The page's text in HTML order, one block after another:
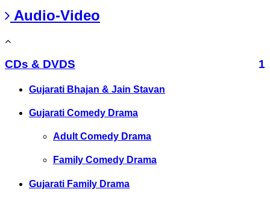
Audio-Video
CDs & DVDS 1
Gujarati Bhajan & Jain Stavan
Gujarati Comedy Drama
Adult Comedy Drama
Family Comedy Drama
Gujarati Family Drama